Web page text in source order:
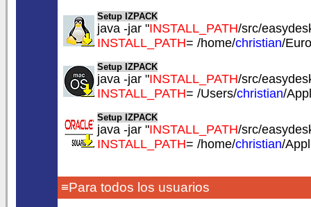
Setup IZPACK
java -jar "INSTALL_PATH/src/
INSTALL_PATH= /home/christian/
Setup IZPACK
java -jar "INSTALL_PATH/src/
INSTALL_PATH= /Users/christian/
Setup IZPACK
java -jar "INSTALL_PATH/src/
INSTALL_PATH= /home/christian/
≡Para todos los usuarios